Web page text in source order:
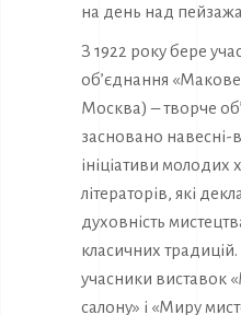
на день над
З 1922 року бере
об’єднання
Москва) – творче
засновано навесні-
ініціативи молодих
літераторів, які
духовність
класичних
учасники виставок
салону» і «Миру